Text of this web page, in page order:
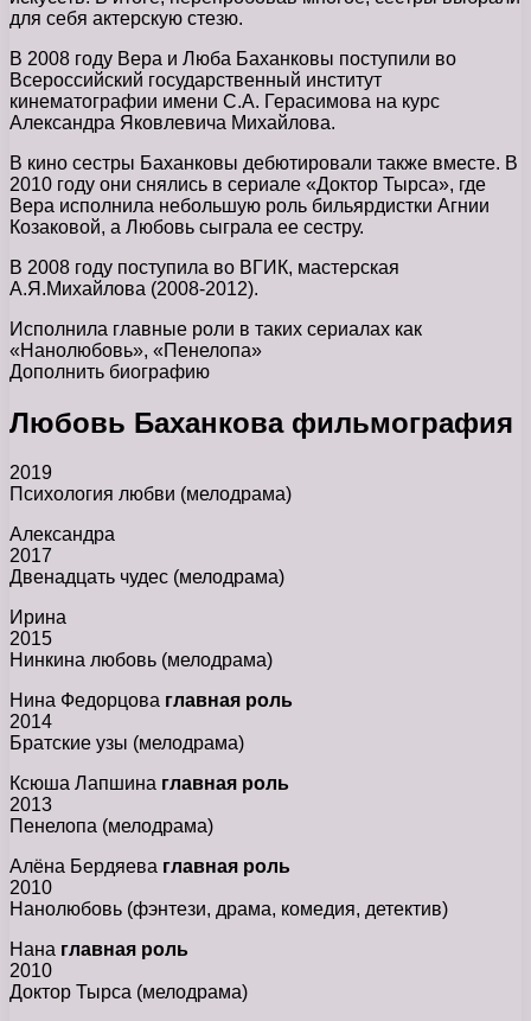
для себя актерскую стезю.
В 2008 году Вера и Люба Баханковы поступили во
Всероссийский государственный институт
кинематографии имени С.А. Герасимова на курс
Александра Яковлевича Михайлова.
В кино сестры Баханковы дебютировали также вместе. В
2010 году они снялись в сериале «Доктор Тырса», где
Вера исполнила небольшую роль бильярдистки Агнии
Козаковой, а Любовь сыграла ее сестру.
В 2008 году поступила во ВГИК, мастерская
А.Я.Михайлова (2008-2012).
Исполнила главные роли в таких сериалах как
«Нанолюбовь», «Пенелопа»
Дополнить биографию
Любовь Баханкова фильмография
2019
Психология любви (мелодрама)
Александра
2017
Двенадцать чудес (мелодрама)
Ирина
2015
Нинкина любовь (мелодрама)
Нина Федорцова главная роль
2014
Братские узы (мелодрама)
Ксюша Лапшина главная роль
2013
Пенелопа (мелодрама)
Алёна Бердяева главная роль
2010
Нанолюбовь (фэнтези, драма, комедия, детектив)
Нана главная роль
2010
Доктор Тырса (мелодрама)